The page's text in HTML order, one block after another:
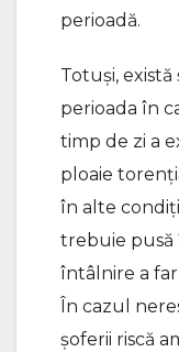
perioadă.
Totuși,
perioada în
timp de zi a
ploaie
în alte
trebuie
întâlnire a
În cazul
șoferii riscă